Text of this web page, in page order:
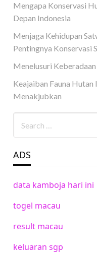
Mengapa Konservasi
Depan Indonesia
Menjaga Kehidupan
Pentingnya Konservasi
Menelusuri
Keajaiban Fauna Hutan
Menakjubkan
ADS
data kamboja hari ini
togel macau
result macau
keluaran sgp